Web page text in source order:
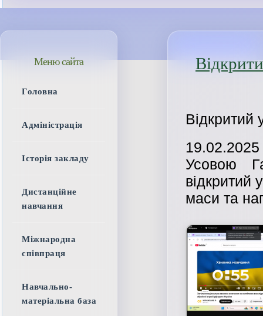
Відкритий
Усовою
відкритий
маси та
Меню сайта
Головна
Адміністрація
Історія закладу
Дистанційне
навчання
Міжнародна
співпраця
Навчально-
матеріальна база